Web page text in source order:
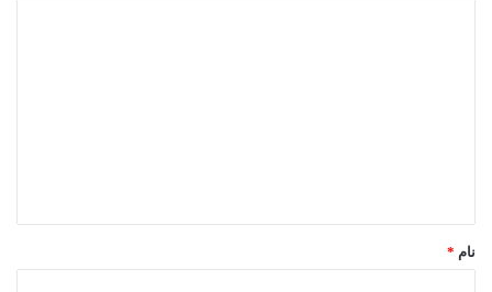
نام *